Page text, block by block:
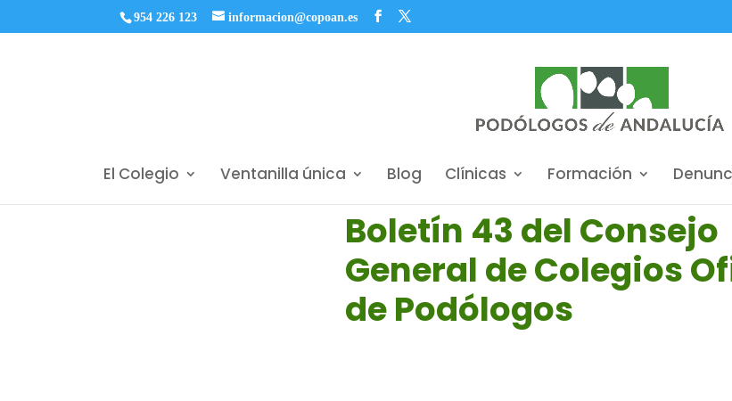
954 226 123 informacion@copoan.es
El Colegio Ventanilla única Blog Clínicas Formación
Boletín 43 del Consejo
General de Colegios
de Podólogos